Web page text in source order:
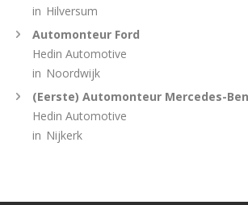
in Hilversum
Automonteur Ford
Hedin Automotive
in Noordwijk
(Eerste) Automonteur Mercedes-
Hedin Automotive
in Nijkerk